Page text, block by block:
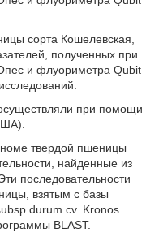
сорта Кошелевская,
полученных при
и флуориметра Qubit
при помощи
твердой пшеницы
найденные из
последовательности
взятым с базы
cv. Kronos
BLAST.